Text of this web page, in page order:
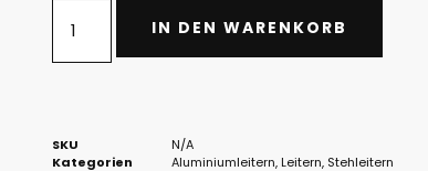
IN DEN WARENKORB
SKU
N/A
Kategorien
Aluminiumleitern, Leitern, Stehleitern